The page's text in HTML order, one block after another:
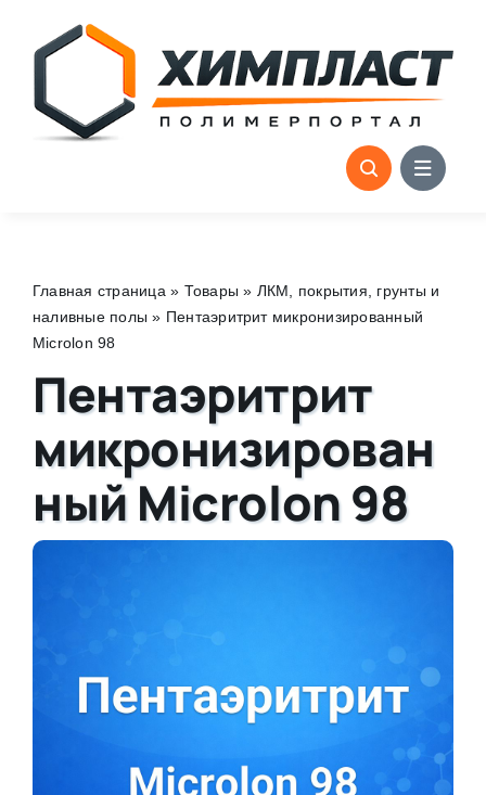
content
Главная страница » Товары » ЛКМ, покрытия, грунты и
наливные полы » Пентаэритрит микронизированный
Microlon 98
Пентаэритрит
микронизирован
ный Microlon 98